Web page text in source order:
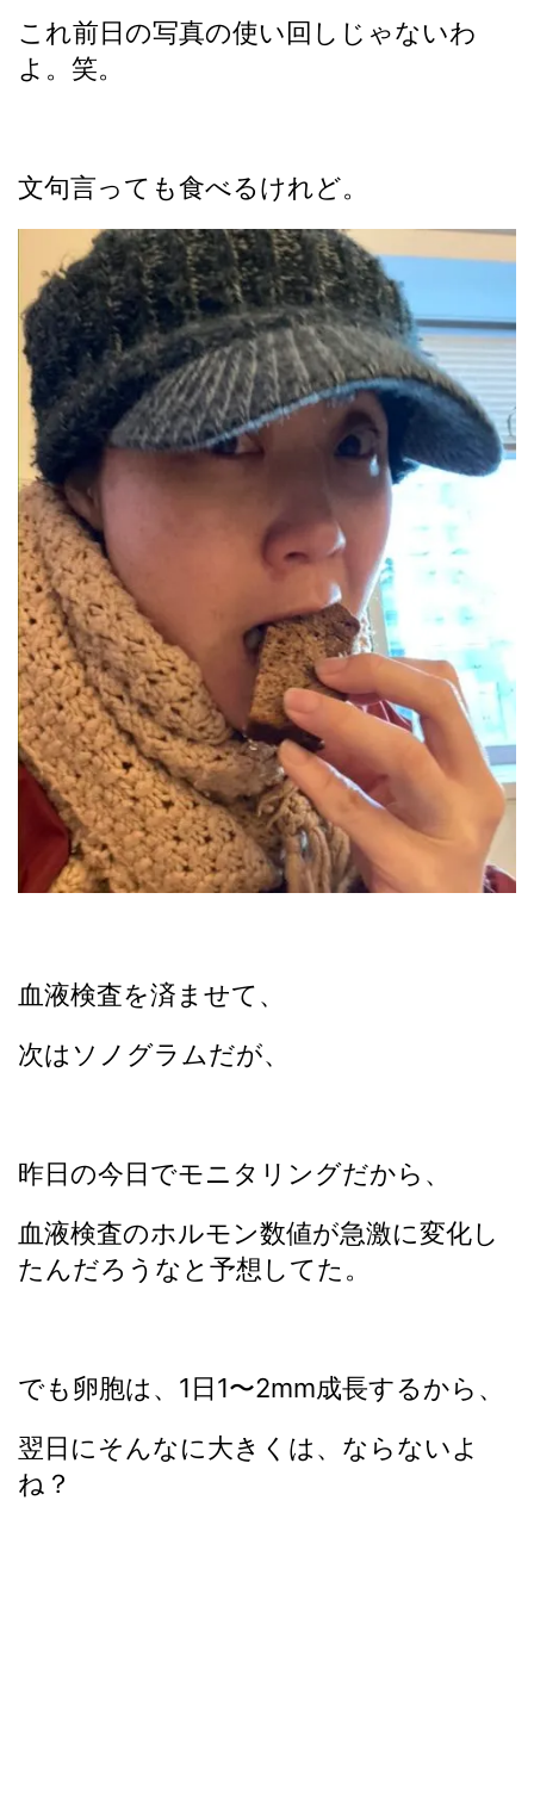
これ前日の写真の使い回しじゃないわ
よ。笑。
文句言っても食べるけれど。
血液検査を済ませて、
次はソノグラムだが、
昨日の今日でモニタリングだから、
血液検査のホルモン数値が急激に変化し
たんだろうなと予想してた。
でも卵胞は、1日1〜2mm成長するから、
翌日にそんなに大きくは、ならないよ
ね？